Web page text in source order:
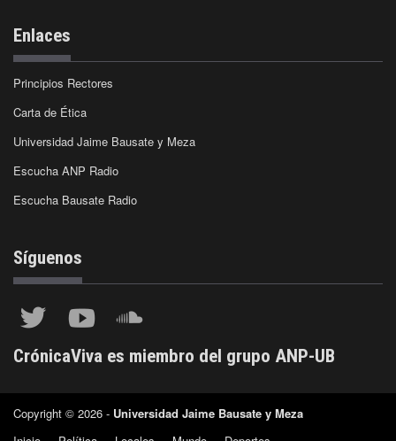
Enlaces
Principios Rectores
Carta de Ética
Universidad Jaime Bausate y Meza
Escucha ANP Radio
Escucha Bausate Radio
Síguenos
CrónicaViva es miembro del grupo ANP-UB
Copyright © 2026 - Universidad Jaime Bausate y Meza